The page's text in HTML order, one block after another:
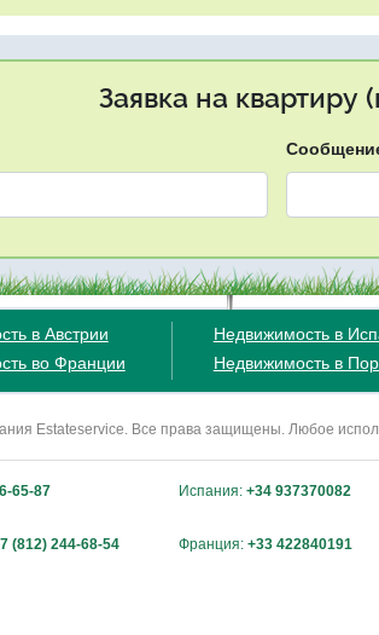
Заявка на квартиру
в Австрии
во Франции
Недвижимость в
Недвижимость в
Estateservice. Все права защищены. Любое
65-87 Испания: +34 937370082
(812) 244-68-54 Франция: +33 422840191